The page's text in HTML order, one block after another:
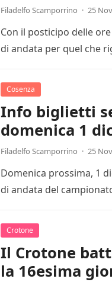
Filadelfo Scamporrino · 25
Con il posticipo delle
di andata per quel che
Cosenza
Info biglietti
domenica 1
Filadelfo Scamporrino · 25
Domenica prossima, 1
di andata del
Crotone
Il Crotone
la 16esima